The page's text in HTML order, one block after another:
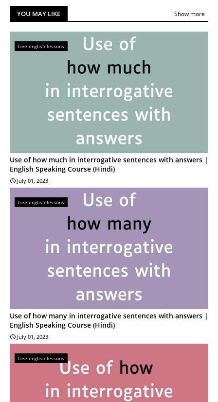
YOU MAY LIKE Show more
free english lessons
Use of how much in interrogative sentences with answers |
English Speaking Course (Hindi)
July 01, 2023
free english lessons
Use of how many in interrogative sentences with answers |
English Speaking Course (Hindi)
July 01, 2023
free english lessons